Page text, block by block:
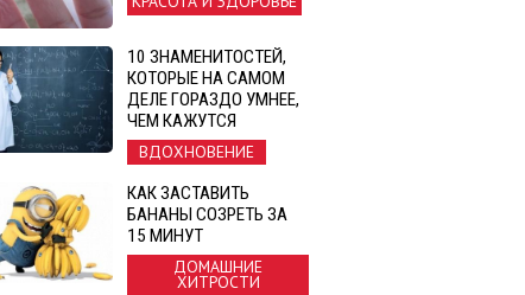
10 ЗНАМЕНИТОСТЕЙ,
КОТОРЫЕ НА САМОМ
ДЕЛЕ ГОРАЗДО УМНЕЕ,
ЧЕМ КАЖУТСЯ
ВДОХНОВЕНИЕ
КАК ЗАСТАВИТЬ
БАНАНЫ СОЗРЕТЬ ЗА
15 МИНУТ
ДОМАШНИЕ
ХИТРОСТИ